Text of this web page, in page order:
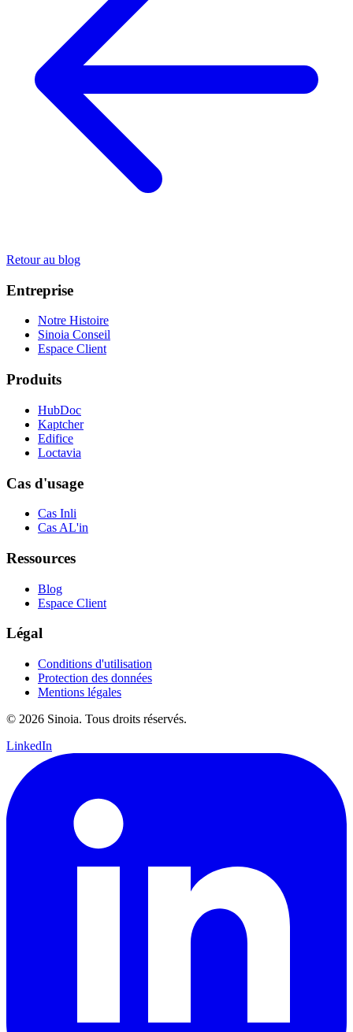
Retour au blog
Entreprise
Notre Histoire
Sinoia Conseil
Espace Client
Produits
HubDoc
Kaptcher
Edifice
Loctavia
Cas d'usage
Cas Inli
Cas AL'in
Ressources
Blog
Espace Client
Légal
Conditions d'utilisation
Protection des données
Mentions légales
© 2026 Sinoia. Tous droits réservés.
LinkedIn